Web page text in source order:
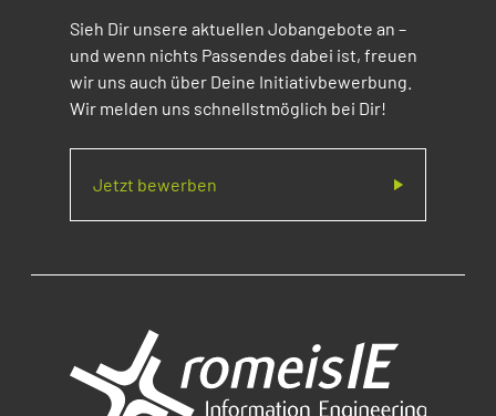
Sieh Dir unsere aktuellen Jobangebote an –
und wenn nichts Passendes dabei ist, freuen
wir uns auch über Deine Initiativbewerbung.
Wir melden uns schnellstmöglich bei Dir!
Jetzt bewerben